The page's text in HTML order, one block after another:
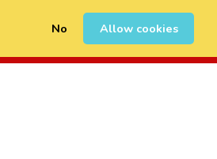
No Allow cookies
Registrarse 0